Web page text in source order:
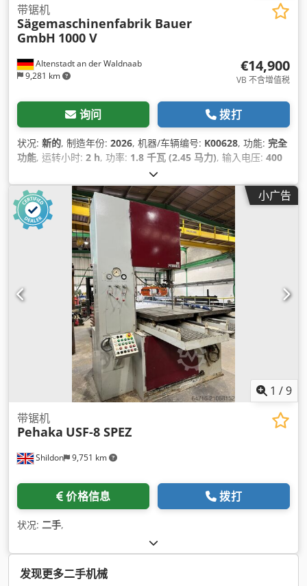
Altenstadt an der Waldnaab
9,281 km
带锯机
Sägemaschinenfabrik Bauer
GmbH 1000 V
€14,900
VB 不含增值税
询问 拨打
状况: 新的, 制造年份: 2026, 机器/车辆编号: K00628, 功能: 完全
功能, 运转小时: 2 h, 功率: 1.8 千瓦 (2.45 马力), 输入电压: 400
, 最大切割高度:
1,000 毫米, 控制类型:手册, 驱动类型:手册, 总高度:2,300 毫米,
总长度:1,400 毫米 , 总宽度:600 毫米, 设备:CE标志, 文档 / 手
册,
小广告
1 /9
Shildon 9,751 km
带锯机
Pehaka USF-8 SPEZ
价格信息 拨打
状况: 二手,
发现更多二手机械